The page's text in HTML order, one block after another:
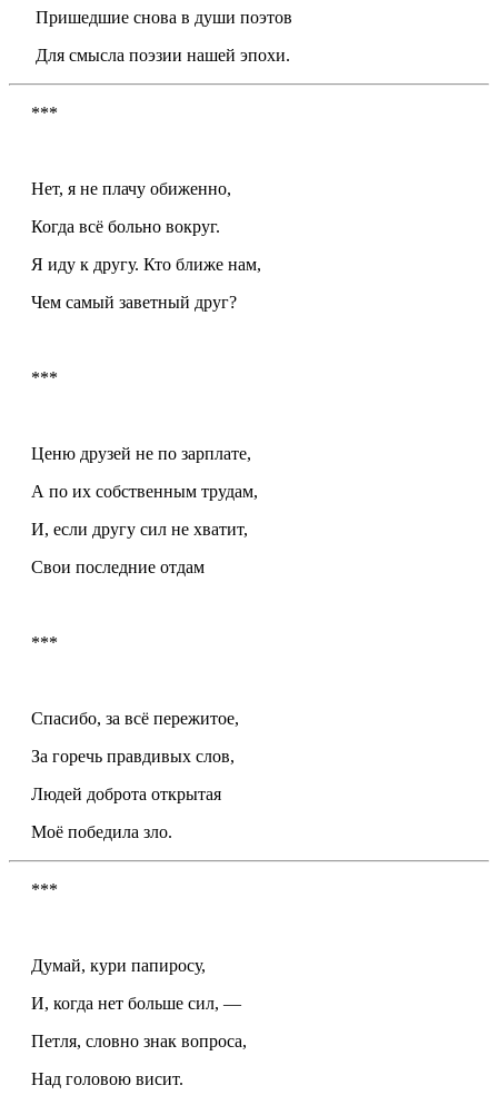
Пришедшие снова в души поэтов
Для смысла поэзии нашей эпохи.
***
Нет, я не плачу обиженно,
Когда всё больно вокруг.
Я иду к другу. Кто ближе нам,
Чем самый заветный друг?
***
Ценю друзей не по зарплате,
А по их собственным трудам,
И, если другу сил не хватит,
Свои последние отдам
***
Спасибо, за всё пережитое,
За горечь правдивых слов,
Людей доброта открытая
Моё победила зло.
***
Думай, кури папиросу,
И, когда нет больше сил, —
Петля, словно знак вопроса,
Над головою висит.